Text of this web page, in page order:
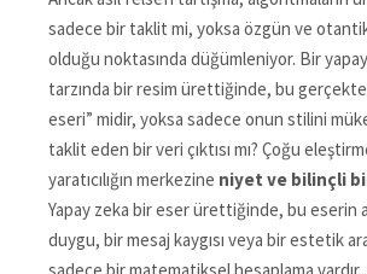
sadece bir taklit mi, yoksa özgün ve
olduğu noktasında düğümleniyor. Bir
tarzında bir resim ürettiğinde, bu
eseri” midir, yoksa sadece onun stilini
taklit eden bir veri çıktısı mı? Çoğu
yaratıcılığın merkezine niyet ve bilinçli
Yapay zeka bir eser ürettiğinde, bu eserin
duygu, bir mesaj kaygısı veya bir estetik